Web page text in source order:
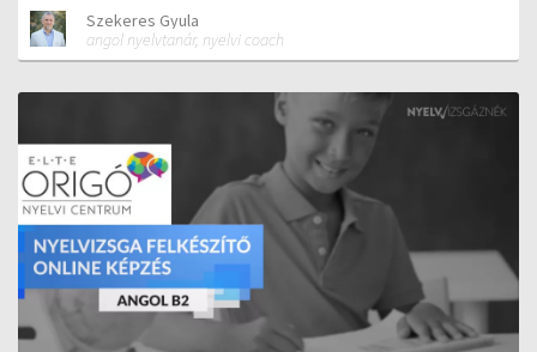
Szekeres Gyula
angol nyelvtanár, nyelvi coach